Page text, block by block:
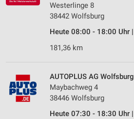
Westerlinge 8
38442 Wolfsburg
Heute 08:00 - 18:00 Uhr |
181,36 km
AUTOPLUS AG Wolfsburg
Maybachweg 4
38446 Wolfsburg
Heute 07:30 - 18:30 Uhr |